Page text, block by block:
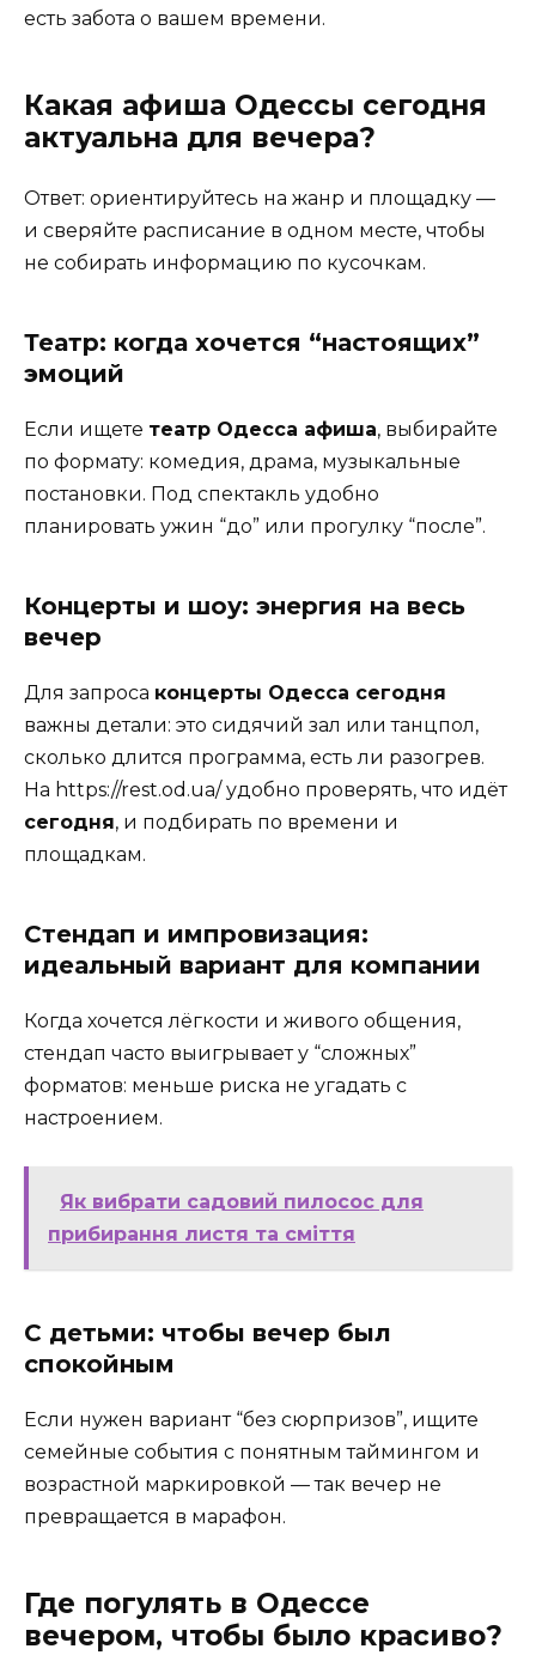
есть забота о вашем времени.
Какая афиша Одессы сегодня
актуальна для вечера?
Ответ: ориентируйтесь на жанр и площадку —
и сверяйте расписание в одном месте, чтобы
не собирать информацию по кусочкам.
Театр: когда хочется “настоящих”
эмоций
Если ищете театр Одесса афиша, выбирайте
по формату: комедия, драма, музыкальные
постановки. Под спектакль удобно
планировать ужин “до” или прогулку “после”.
Концерты и шоу: энергия на весь
вечер
Для запроса концерты Одесса сегодня
важны детали: это сидячий зал или танцпол,
сколько длится программа, есть ли разогрев.
На https://rest.od.ua/ удобно проверять, что идёт
сегодня, и подбирать по времени и
площадкам.
Стендап и импровизация:
идеальный вариант для компании
Когда хочется лёгкости и живого общения,
стендап часто выигрывает у “сложных”
форматов: меньше риска не угадать с
настроением.
Як вибрати садовий пилосос для
прибирання листя та сміття
С детьми: чтобы вечер был
спокойным
Если нужен вариант “без сюрпризов”, ищите
семейные события с понятным таймингом и
возрастной маркировкой — так вечер не
превращается в марафон.
Где погулять в Одессе
вечером, чтобы было красиво?